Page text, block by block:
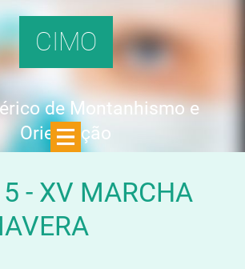
CIMO
de Montanhismo e
Orientação
- XV MARCHA